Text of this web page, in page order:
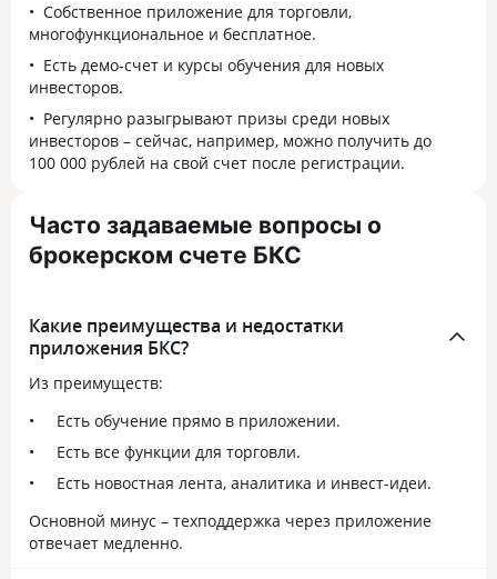
Собственное приложение для торговли,
многофункциональное и бесплатное.
Есть демо-счет и курсы обучения для новых
инвесторов.
Регулярно разыгрывают призы среди новых
инвесторов – сейчас, например, можно получить до
100 000 рублей на свой счет после регистрации.
Часто задаваемые вопросы о
брокерском счете БКС
Какие преимущества и недостатки
приложения БКС?
Из преимуществ:
Есть обучение прямо в приложении.
Есть все функции для торговли.
Есть новостная лента, аналитика и инвест-идеи.
Основной минус – техподдержка через приложение
отвечает медленно.